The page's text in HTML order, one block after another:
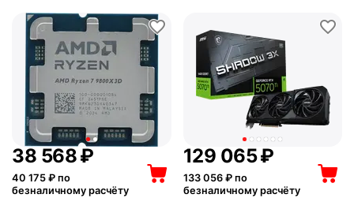
38 568₽
40 175 ₽ по
безналичному расчёту
129 065₽
133 056₽ по
безналичному расчёту